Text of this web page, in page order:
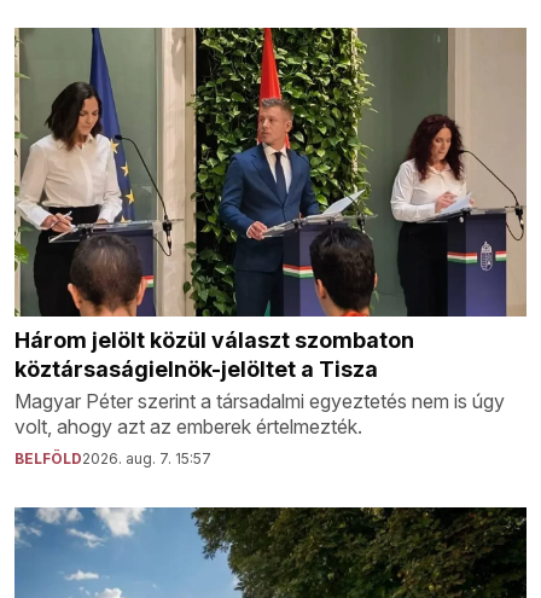
Három jelölt közül választ szombaton
köztársaságielnök-jelöltet a Tisza
Magyar Péter szerint a társadalmi egyeztetés nem is úgy
volt, ahogy azt az emberek értelmezték.
BELFÖLD2026. aug. 7. 15:57